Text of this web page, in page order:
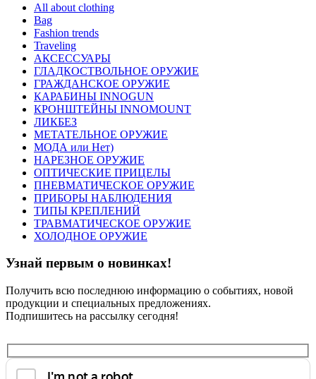
All about clothing
Bag
Fashion trends
Traveling
АКСЕССУАРЫ
ГЛАДКОСТВОЛЬНОЕ ОРУЖИЕ
ГРАЖДАНСКОЕ ОРУЖИЕ
КАРАБИНЫ INNOGUN
КРОНШТЕЙНЫ INNOMOUNT
ЛИКБЕЗ
МЕТАТЕЛЬНОЕ ОРУЖИЕ
МОДА или Нет)
НАРЕЗНОЕ ОРУЖИЕ
ОПТИЧЕСКИЕ ПРИЦЕЛЫ
ПНЕВМАТИЧЕСКОЕ ОРУЖИЕ
ПРИБОРЫ НАБЛЮДЕНИЯ
ТИПЫ КРЕПЛЕНИЙ
ТРАВМАТИЧЕСКОЕ ОРУЖИЕ
ХОЛОДНОЕ ОРУЖИЕ
Узнай первым о новинках!
Получить всю последнюю информацию о событиях, новой
продукции и специальных предложениях.
Подпишитесь на рассылку сегодня!